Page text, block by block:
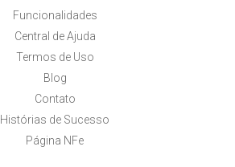
Funcionalidades
Central de Ajuda
Termos de Uso
Blog
Contato
Histórias de Sucesso
Página NFe